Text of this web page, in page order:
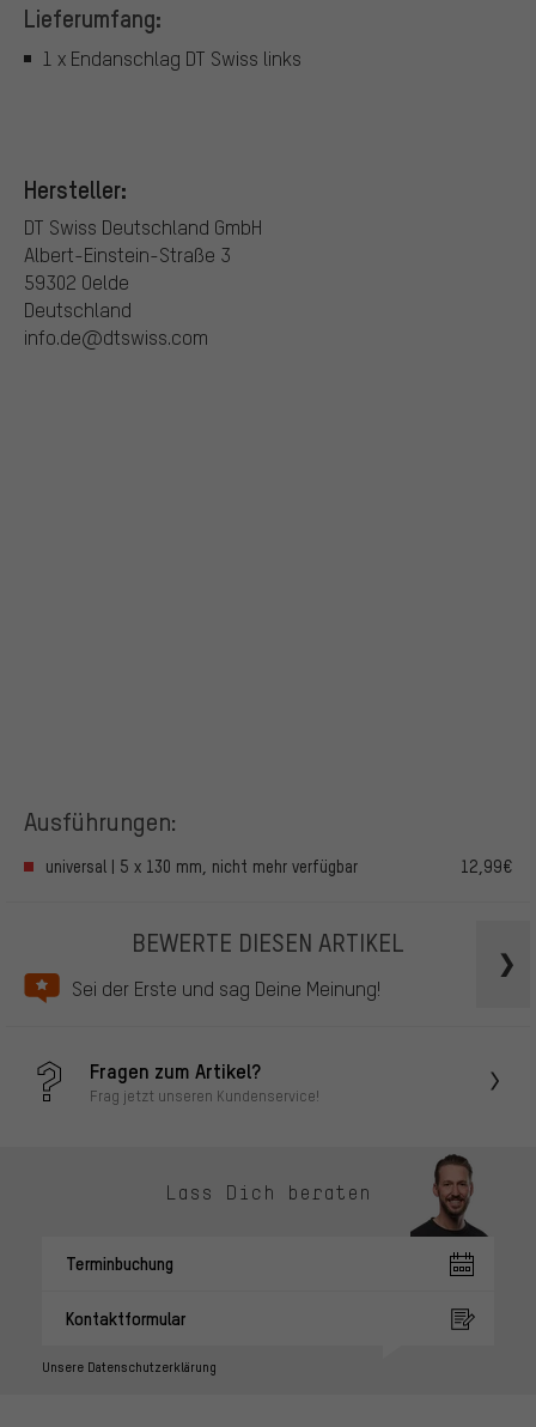
Lieferumfang:
1 x Endanschlag DT Swiss links
Hersteller:
DT Swiss Deutschland GmbH
Albert-Einstein-Straße 3
59302 Oelde
Deutschland
info.de@dtswiss.com
Ausführungen:
universal | 5 x 130 mm, nicht mehr verfügbar 12,99€
BEWERTE DIESEN ARTIKEL
Sei der Erste und sag Deine Meinung!
Fragen zum Artikel?
Frag jetzt unseren Kundenservice!
Lass Dich beraten
Terminbuchung
Kontaktformular
Unsere Datenschutzerklärung